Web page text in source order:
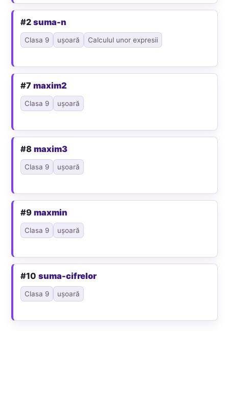
#2suma-n
Clasa 9 ușoară Calculul unor expresii
#7maxim2
Clasa 9 ușoară
#8maxim3
Clasa 9 ușoară
#9maxmin
Clasa 9 ușoară
#10suma-cifrelor
Clasa 9 ușoară